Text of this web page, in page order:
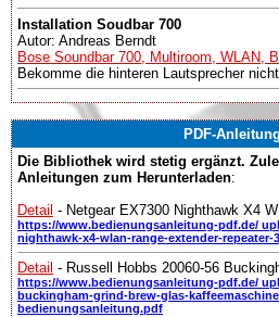
Installation Soudbar 700
Autor: Andreas Berndt
Bose Soundbar 700, Multiroom, WLAN,
Bekomme die hinteren Lautsprecher
PDF-
Die Bibliothek wird stetig ergänzt.
Anleitungen zum Herunterladen:
Detail - Netgear EX7300 Nighthawk X4
https://www.bedienungsanleitung-pdf.de/
nighthawk-x4-wlan-range-extender-
Detail - Russell Hobbs 20060-56
https://www.bedienungsanleitung-pdf.de/
buckingham-grind-brew-glas-
bedienungsanleitung.pdf